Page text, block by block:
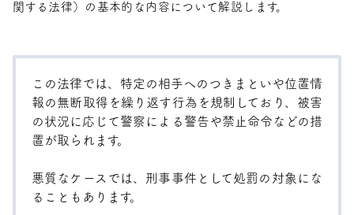
関する法律）の基本的な内容について解説します。
この法律では、特定の相手へのつきまといや位置情
報の無断取得を繰り返す行為を規制しており、被害
の状況に応じて警察による警告や禁止命令などの措
置が取られます。
悪質なケースでは、刑事事件として処罰の対象にな
ることもあります。